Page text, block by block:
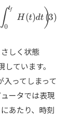
∫0
tf
H (t)dt )
しく状態
ています。
入ってしまって
ータでは表現
あたり、時刻